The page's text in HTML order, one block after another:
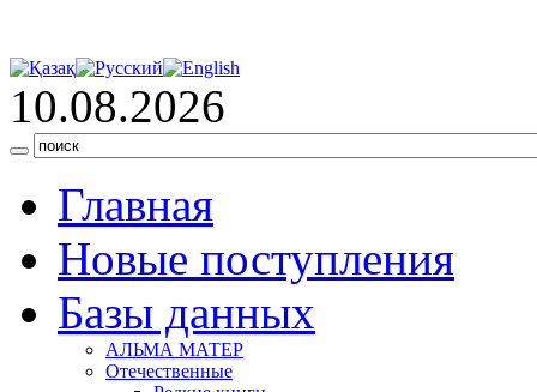
10.08.2026
Главная
Новые поступления
Базы данных
АЛЬМА МАТЕР
Отечественные